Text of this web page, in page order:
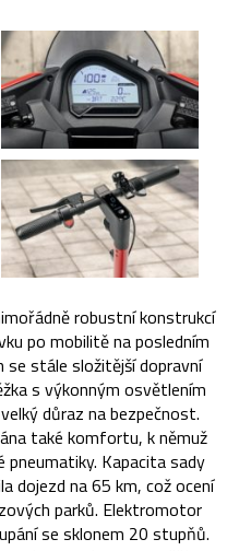
robustní konstrukcí
po mobilitě na posledním
stále složitější dopravní
s výkonným osvětlením
důraz na bezpečnost.
také komfortu, k němuž
pneumatiky. Kapacita sady
dojezd na 65 km, což ocení
parků. Elektromotor
se sklonem 20 stupňů.